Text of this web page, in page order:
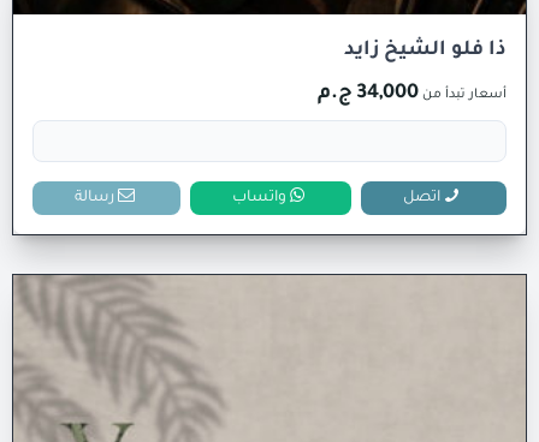
ذا فلو الشيخ زايد
أسعار تبدأ من 34,000 ج.م
اتصل واتساب رسالة